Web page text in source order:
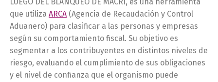
que utiliza ARCA (Agencia de Recaudación y Control
Aduanero) para clasificar a las personas y empresas
según su comportamiento fiscal. Su objetivo es
segmentar a los contribuyentes en distintos niveles de
riesgo, evaluando el cumplimiento de sus obligaciones
y el nivel de confianza que el organismo puede